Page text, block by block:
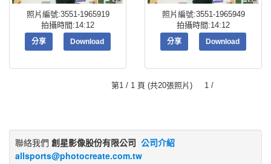
照片編號:3551-1965919
拍攝時間:14:12
分享 Download
照片編號:3551-1965949
拍攝時間:14:12
分享 Download
第1 / 1 頁 (共20張照片) 1 /
聯絡我們 創星影像股份有限公司 公司介紹
allsports@photocreate.com.tw